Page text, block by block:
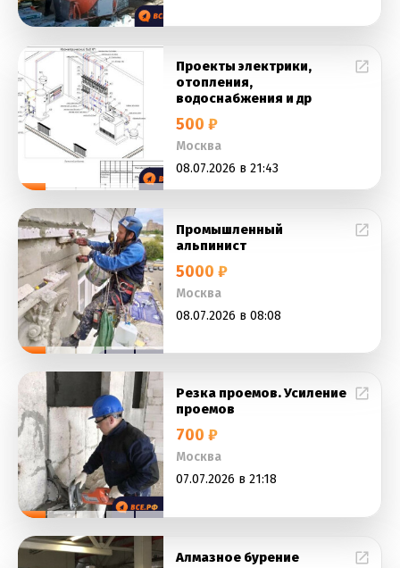
Проекты электрики,
отопления,
водоснабжения и др
500 ₽
Москва
08.07.2026 в 21:43
Промышленный
альпинист
5000 ₽
Москва
08.07.2026 в 08:08
Резка проемов. Усиление
проемов
700 ₽
Москва
07.07.2026 в 21:18
Алмазное бурение